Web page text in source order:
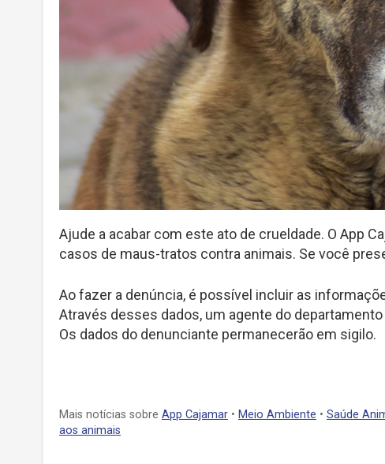
Ajude a acabar com este ato de crueldade. O App
casos de maus-tratos contra animais. Se você
Ao fazer a denúncia, é possível incluir as
Através desses dados, um agente do
Os dados do denunciante permanecerão em sigilo.
Mais notícias sobre App Cajamar • Meio Ambiente • Saúde
aos animais